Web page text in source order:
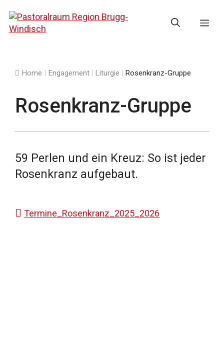
zum
Inhalt
Home | Engagement | Liturgie | Rosenkranz-Gruppe
Rosenkranz-Gruppe
59 Perlen und ein Kreuz: So ist jeder
Rosenkranz aufgebaut.
Termine_Rosenkranz_2025_2026